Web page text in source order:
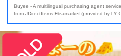
Buyee - A multilingual purchasing agent
from JDirectItems Fleamarket (provided by LY